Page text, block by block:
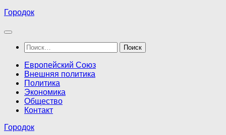
Перейти
содержимому
Городок
Найти:
Европейский Союз
Внешняя политика
Политика
Экономика
Общество
Контакт
Городок